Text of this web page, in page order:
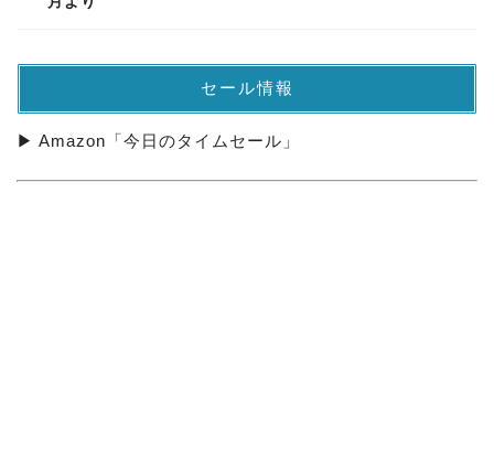
セール情報
▶ Amazon「今日のタイムセール」